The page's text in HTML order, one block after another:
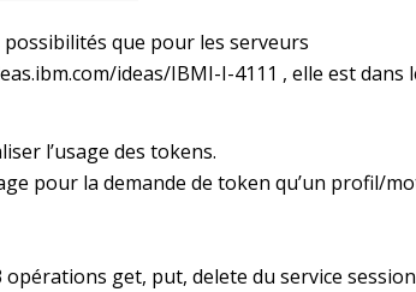
que pour les serveurs
ideas/IBMI-I-4111 , elle est dans
l’usage des tokens.
pour la demande de token qu’un profil/
get, put, delete du service